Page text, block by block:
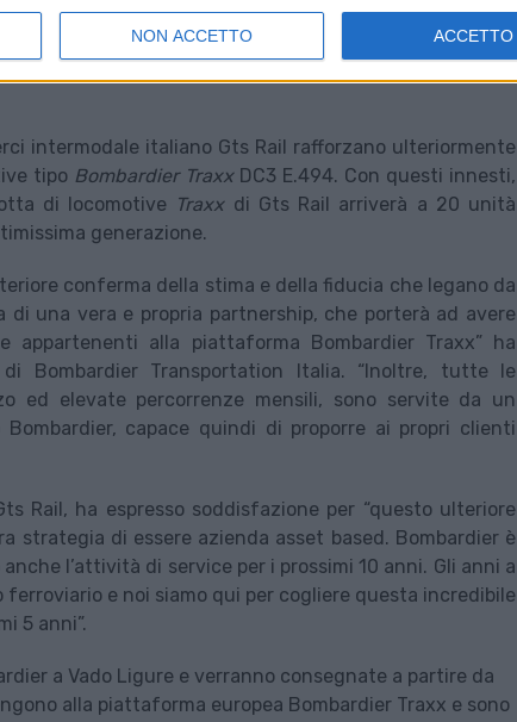
NON ACCETTO ACCETTO
intermodale italiano Gts Rail rafforzano ulteriormente
tipo Bombardier TraxxDC3 E.494. Con questi innesti,
di locomotive Traxxdi Gts Rail arriverà a 20 unità
generazione.
conferma della stima e della fiducia che legano da
una vera e propria partnership, che porterà ad avere
alla piattaforma Bombardier Traxx” ha
Bombardier Transportation Italia. “Inoltre, tutte le
ed elevate percorrenze mensili, sono servite da un
Bombardier, capace quindi di proporre ai propri clienti
Rail, ha espresso soddisfazione per “questo ulteriore
di essere azienda asset based. Bombardier è
l’attività di service per i prossimi 10 anni. Gli anni a
e noi siamo qui per cogliere questa incredibile
5 anni”.
a Vado Ligure e verranno consegnate a partire da
alla piattaforma europea Bombardier Traxx e sono